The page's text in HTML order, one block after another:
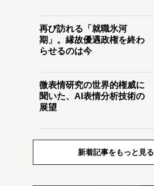
再び訪れる「就職氷河
期」。縁故優遇政権を終わ
らせるのは今
微表情研究の世界的権威に
聞いた、AI表情分析技術の
展望
新着記事をもっと見る